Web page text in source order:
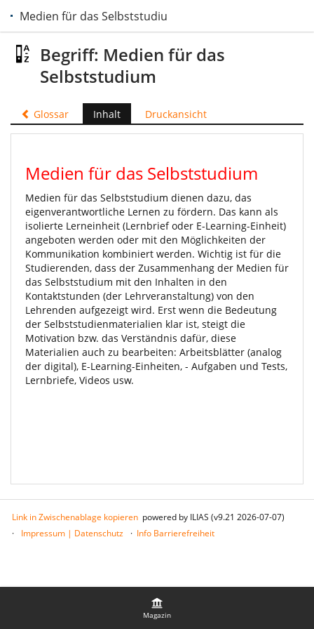
Medien für das Selbststudium
Magazin
Begriff: Medien für das
Selbststudium
Glossar Inhalt Druckansicht
Medien für das Selbststudium
Medien für das Selbststudium dienen dazu, das
eigenverantwortliche Lernen zu fördern. Das kann als
isolierte Lerneinheit (Lernbrief oder E-Learning-Einheit)
angeboten werden oder mit den Möglichkeiten der
Kommunikation kombiniert werden. Wichtig ist für die
Studierenden, dass der Zusammenhang der Medien für
das Selbststudium mit den Inhalten in den
Kontaktstunden (der Lehrveranstaltung) von den
Lehrenden aufgezeigt wird. Erst wenn die Bedeutung
der Selbststudienmaterialien klar ist, steigt die
Motivation bzw. das Verständnis dafür, diese
Materialien auch zu bearbeiten: Arbeitsblätter (analog
der digital), E-Learning-Einheiten, - Aufgaben und Tests,
Lernbriefe, Videos usw.
Link in Zwischenablage kopieren powered by ILIAS (v9.21 2026-07-07)
Impressum | Datenschutz
Info Barrierefreiheit